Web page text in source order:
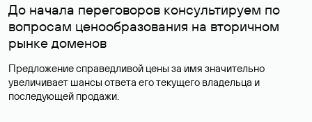
До начала переговоров консультируем по
вопросам ценообразования на вторичном
рынке доменов
Предложение справедливой цены за имя значительно
увеличивает шансы ответа его текущего владельца и
последующей продажи.